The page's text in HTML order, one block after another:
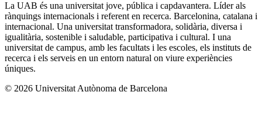
La UAB és una universitat jove, pública i capdavantera. Líder als
rànquings internacionals i referent en recerca. Barcelonina, catalana i
internacional. Una universitat transformadora, solidària, diversa i
igualitària, sostenible i saludable, participativa i cultural. I una
universitat de campus, amb les facultats i les escoles, els instituts de
recerca i els serveis en un entorn natural on viure experiències
úniques.
© 2026 Universitat Autònoma de Barcelona